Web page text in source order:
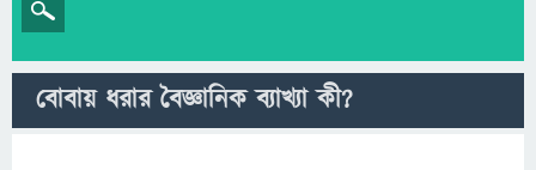
বোবায় ধরার বৈজ্ঞানিক ব্যাখ্যা কী?